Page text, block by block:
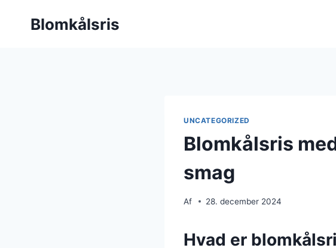
Blomkålsris
UNCATEGORIZED
Blomkålsris
smag
Af 28. december 2024
Hvad er